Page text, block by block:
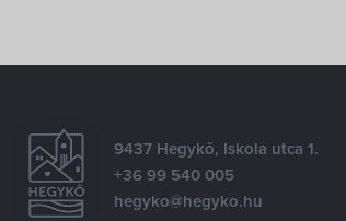
9437 Hegykő, Iskola utca 1.
+36 99 540 005
hegyko@hegyko.hu